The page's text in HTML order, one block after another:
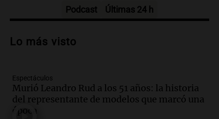
Audio.José Roccuzzo, cortes de carne y
Rosario.
Audio.
presentar “Paraíso”, una obra que
cuestiona certezas masculinas
Amamos Argentina
Podcast Últimas 24 h
Lo más visto
Espectáculos
Murió Leandro Rud a los 51 años: la historia
del representante de modelos que marcó una
época